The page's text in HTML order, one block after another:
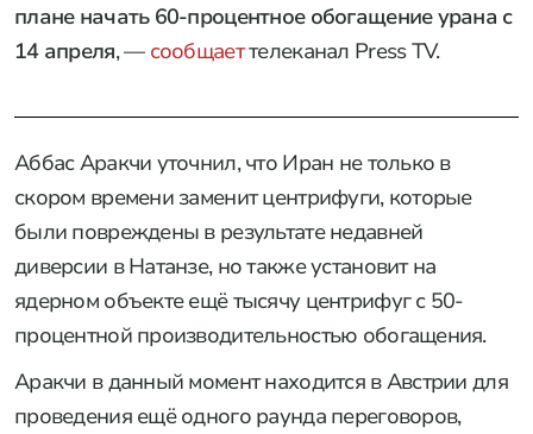
плане начать 60-процентное обогащение урана с
14 апреля, — сообщаеттелеканал Press TV.
Аббас Аракчи уточнил, что Иран не только в
скором времени заменит центрифуги, которые
были повреждены в результате недавней
диверсии в Натанзе, но также установит на
ядерном объекте ещё тысячу центрифуг с 50-
процентной производительностью обогащения.
Аракчи в данный момент находится в Австрии для
проведения ещё одного раунда переговоров,